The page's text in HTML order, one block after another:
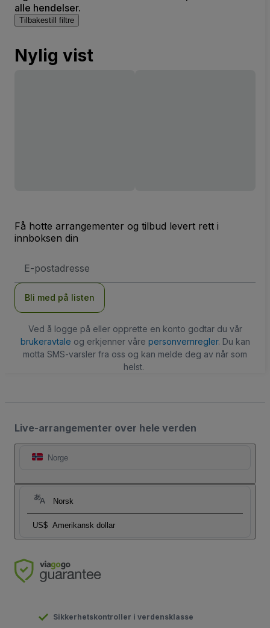
alle hendelser.
Tilbakestill filtre
Nylig vist
Få hotte arrangementer og tilbud levert rett i
innboksen din
postadresse
Bli med på listen
Ved å logge på eller opprette en konto godtar du vår
brukeravtale og erkjenner våre personvernregler. Du kan
motta SMS-varsler fra oss og kan melde deg av når som
helst.
Live-arrangementer over hele verden
Norge
Norsk
US$ Amerikansk dollar
Sikkerhetskontroller i verdensklasse